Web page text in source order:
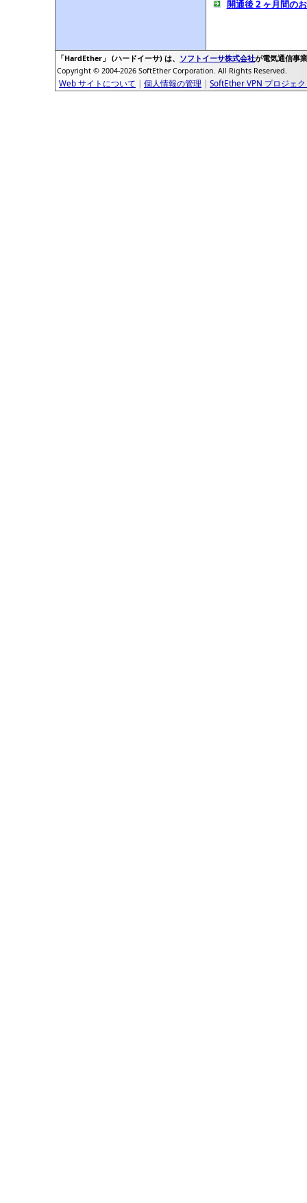
開通後 2 ヶ月間の
「HardEther」 (ハードイーサ) は、 ソフトイーサ株式会社が電気通信事
Copyright © 2004-2026 SoftEther Corporation. All Rights Reserved.
Web サイトについて | 個人情報の管理 | SoftEther VPN プロジェ